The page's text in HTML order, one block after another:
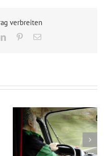
verbreiten
LinkedInPinterest
E-